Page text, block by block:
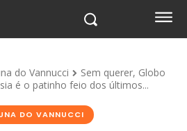
do Vannucci
Sem querer, Globo
é o patinho feio dos últimos...
DO VANNUCCI